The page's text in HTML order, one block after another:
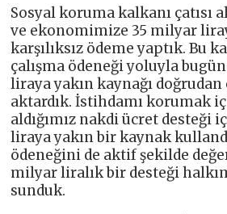
Sosyal koruma kalkanı çatısı
ve ekonomimize 35 milyar
karşılıksız ödeme yaptık. Bu
çalışma ödeneği yoluyla
liraya yakın kaynağı doğrudan
aktardık. İstihdamı korumak
aldığımız nakdi ücret desteği
liraya yakın bir kaynak
ödeneğini de aktif şekilde
milyar liralık bir desteği
sunduk.